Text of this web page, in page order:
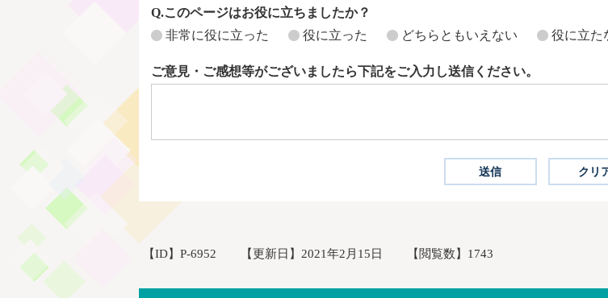
Q.このページはお役に立ちましたか？
非常に役に立った
役に立った どちらともいえない 役に立た
ご意見・ご感想等がございましたら下記をご入力し送信ください。
【ID】 P-6952 【更新日】 2021年2月15日 【閲覧数】 1743